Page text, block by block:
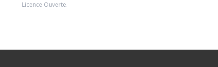
Licence Ouverte.